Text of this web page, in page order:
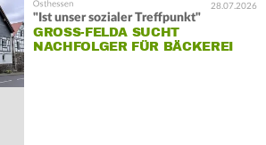
28.07.2026
"Ist unser sozialer Treffpunkt"
GROSS-FELDA SUCHT N
ACHFOLGER FÜR BÄCKEREI